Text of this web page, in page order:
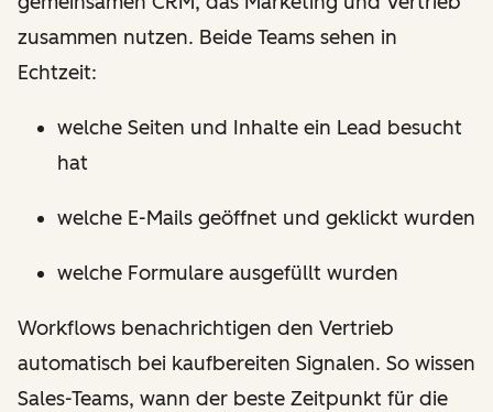
zusammen nutzen. Beide Teams sehen in
Echtzeit:
welche Seiten und Inhalte ein Lead besucht
hat
welche E-Mails geöffnet und geklickt wurden
welche Formulare ausgefüllt wurden
Workflows benachrichtigen den Vertrieb
automatisch bei kaufbereiten Signalen. So wissen
Sales-Teams, wann der beste Zeitpunkt für die